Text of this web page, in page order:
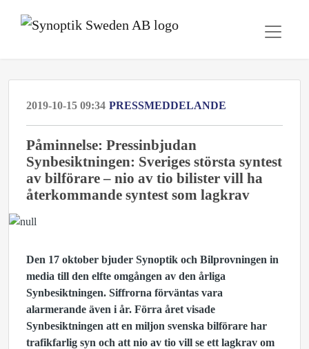
2019-10-15 09:34 PRESSMEDDELANDE
Påminnelse: Pressinbjudan
Synbesiktningen: Sveriges största syntest
av bilförare – nio av tio bilister vill ha
återkommande syntest som lagkrav
Den 17 oktober bjuder Synoptik och Bilprovningen in
media till den elfte omgången av den årliga
Synbesiktningen. Siffrorna förväntas vara
alarmerande även i år. Förra året visade
Synbesiktningen att en miljon svenska bilförare har
trafikfarlig syn och att nio av tio vill se ett lagkrav om